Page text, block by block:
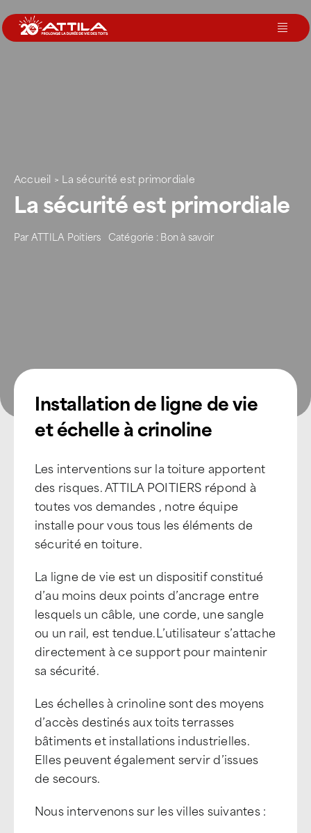
au
contenu
Votre toit
Accueil > La sécurité est primordiale
La sécurité est primordiale
ParATTILA Poitiers Catégorie : Bon à savoir
Installation de ligne de vie
et échelle à crinoline
Les interventions sur la toiture apportent
des risques. ATTILA POITIERS répond à
toutes vos demandes , notre équipe
installe pour vous tous les éléments de
sécurité en toiture.
La ligne de vie est un dispositif constitué
d’au moins deux points d’ancrage entre
lesquels un câble, une corde, une sangle
ou un rail, est tendue.L’utilisateur s’attache
directement à ce support pour maintenir
sa sécurité.
Les échelles à crinoline sont des moyens
d’accès destinés aux toits terrasses
bâtiments et installations industrielles.
Elles peuvent également servir d’issues
de secours.
Nous intervenons sur les villes suivantes :